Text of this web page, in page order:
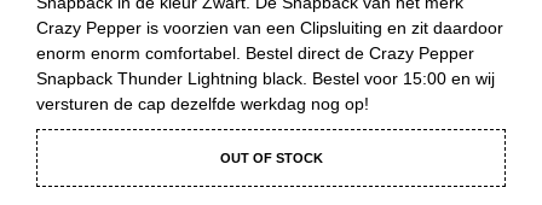
Crazy Pepper is voorzien van een Clipsluiting en zit daardoor
enorm enorm comfortabel. Bestel direct de Crazy Pepper
Snapback Thunder Lightning black. Bestel voor 15:00 en wij
versturen de cap dezelfde werkdag nog op!
OUT OF STOCK